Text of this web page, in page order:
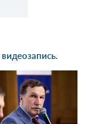
видеозапись.